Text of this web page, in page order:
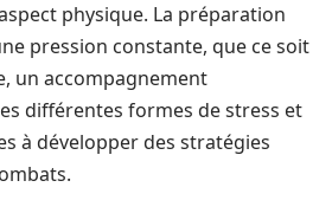
physique. La préparation
pression constante, que ce soit
un accompagnement
différentes formes de stress et
à développer des stratégies